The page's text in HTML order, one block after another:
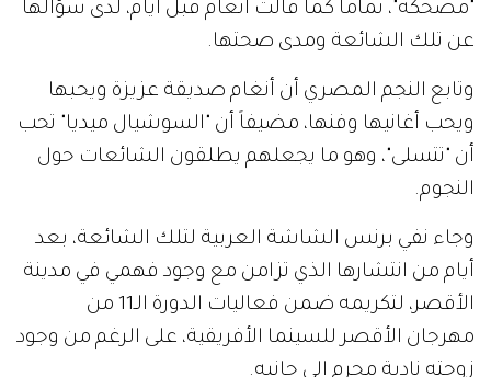
"مضحكة"، تماماً كما قالت أنغام قبل أيام، لدى سؤالها
عن تلك الشائعة ومدى صحتها.
وتابع النجم المصري أن أنغام صديقة عزيزة ويحبها
ويحب أغانيها وفنها، مضيفاً أن "السوشيال ميديا" تحب
أن "تتسلى"، وهو ما يجعلهم يطلقون الشائعات حول
النجوم.
وجاء نفي برنس الشاشة العربية لتلك الشائعة، بعد
أيام من انتشارها الذي تزامن مع وجود فهمي في مدينة
الأقصر، لتكريمه ضمن فعاليات الدورة الـ11 من
مهرجان الأقصر للسينما الأفريقية، على الرغم من وجود
زوجته نادية محرم إلى جانبه.